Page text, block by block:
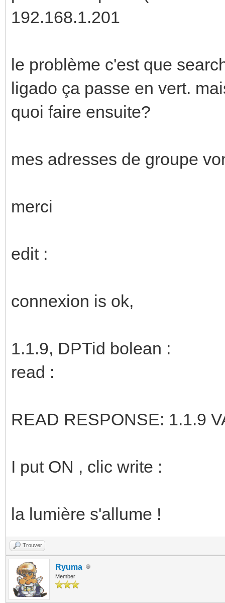
192.168.1.201
le problème c'est que
ligado ça passe en vert.
quoi faire ensuite?
mes adresses de groupe
merci
edit :
connexion is ok,
1.1.9, DPTid bolean :
read :
READ RESPONSE: 1.1.9
I put ON , clic write :
la lumière s'allume !
Trouver
Ryuma
Member